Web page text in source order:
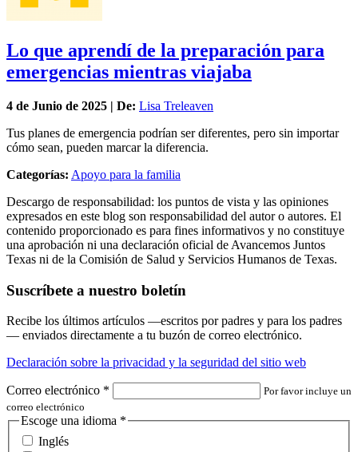
Lo que aprendí de la preparación para
emergencias mientras viajaba
4 de Junio de 2025 | De: Lisa Treleaven
Tus planes de emergencia podrían ser diferentes, pero sin importar
cómo sean, pueden marcar la diferencia.
Categorías: Apoyo para la familia
Descargo de responsabilidad: los puntos de vista y las opiniones
expresados en este blog son responsabilidad del autor o autores. El
contenido proporcionado es para fines informativos y no constituye
una aprobación ni una declaración oficial de Avancemos Juntos
Texas ni de la Comisión de Salud y Servicios Humanos de Texas.
Suscríbete a nuestro boletín
Recibe los últimos artículos —escritos por padres y para los padres
— enviados directamente a tu buzón de correo electrónico.
Declaración sobre la privacidad y la seguridad del sitio web
Correo electrónico *
Por favor incluye un
correo electrónico
Escoge una idioma *
Inglés